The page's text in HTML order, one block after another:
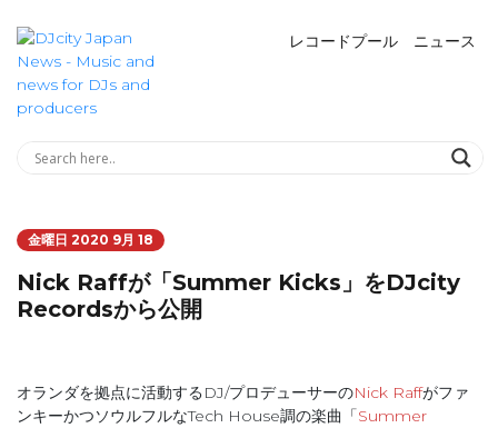
レコードプール ニュース
金曜日 2020 9月 18
Nick Raffが「Summer Kicks」をDJcity
Recordsから公開
オランダを拠点に活動するDJ/プロデューサーのNick Raffがファ
ンキーかつソウルフルなTech House調の楽曲「Summer